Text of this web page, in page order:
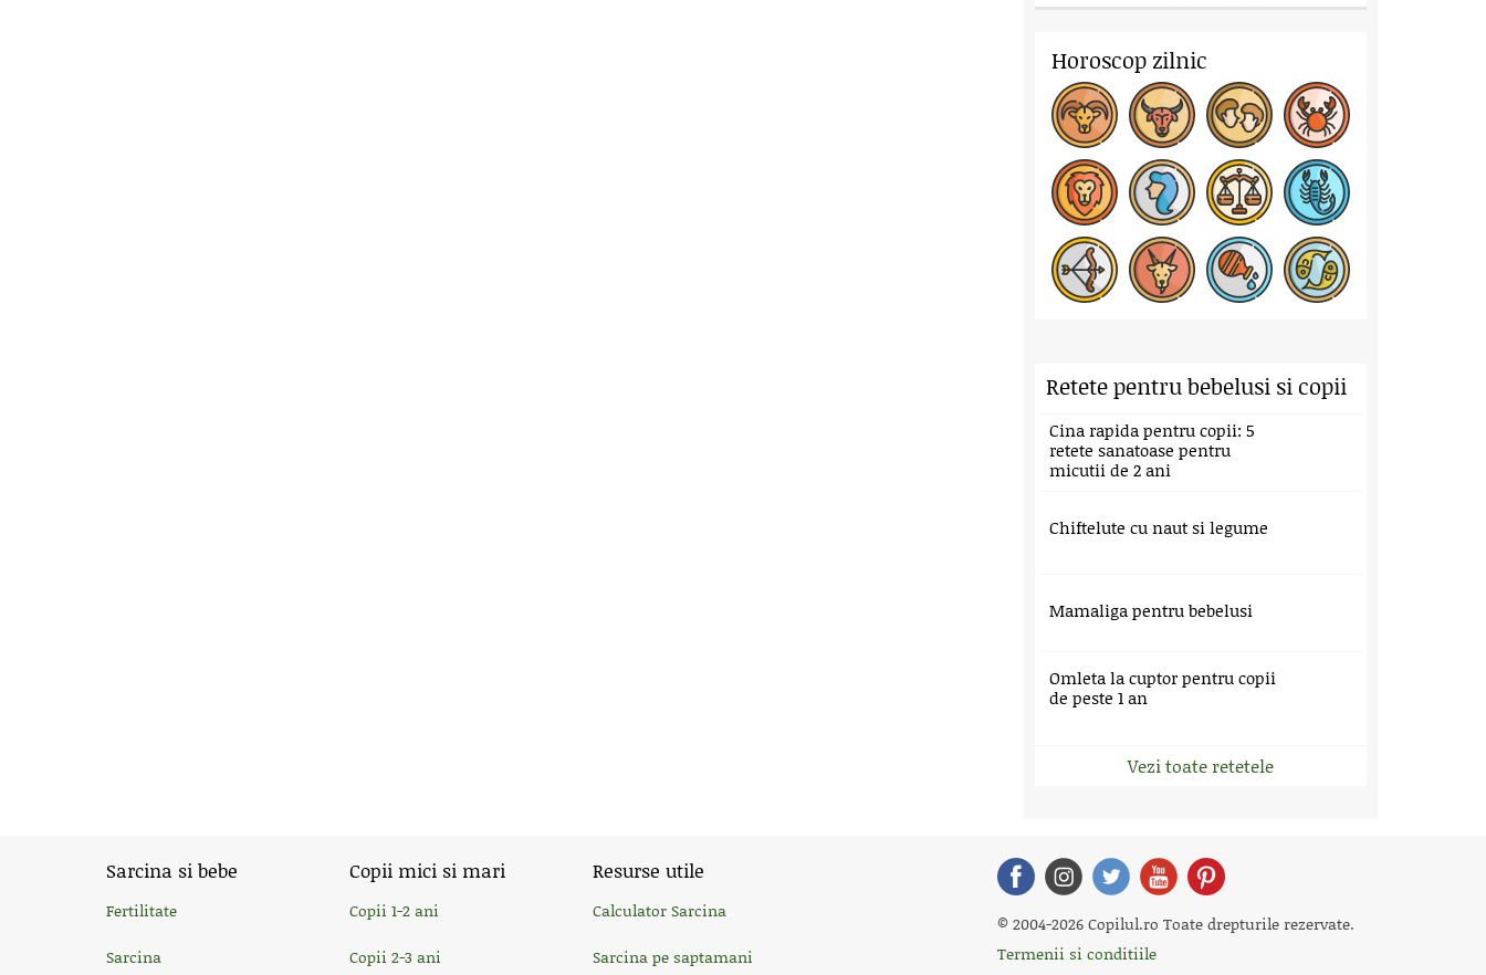
Horoscop zilnic
Retete pentru bebelusi si copii
Cina rapida pentru copii: 5
retete sanatoase pentru
micutii de 2 ani
Chiftelute cu naut si legume
Mamaliga pentru bebelusi
Omleta la cuptor pentru copii
de peste 1 an
Vezi toate retetele
Sarcina si bebe
Fertilitate
Sarcina
Copii mici si mari
Copii 1-2 ani
Copii 2-3 ani
Resurse utile
Calculator Sarcina
Sarcina pe saptamani
© 2004-2026 Copilul.ro Toate drepturile rezervate.
Termenii si conditiile